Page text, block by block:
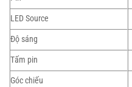
LED Source
Độ sáng
Tấm pin
Góc chiếu